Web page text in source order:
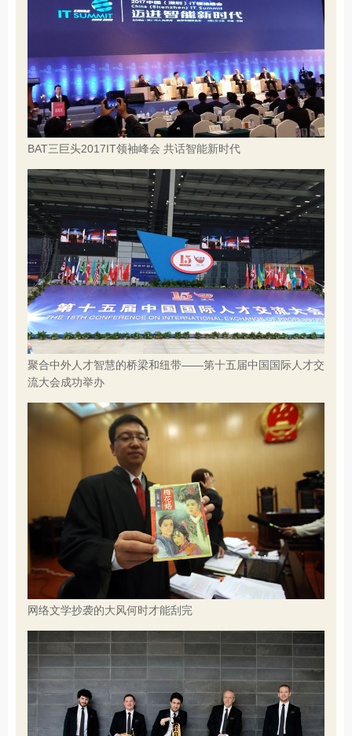
BAT三巨头2017IT领袖峰会 共话智能新时代
聚合中外人才智慧的桥梁和纽带——第十五届中国国际人才交
流大会成功举办
网络文学抄袭的大风何时才能刮完